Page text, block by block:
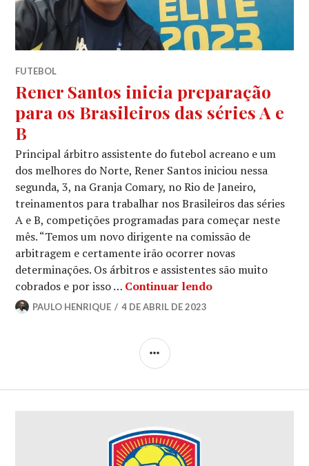
FUTEBOL
Rener Santos inicia preparação
para os Brasileiros das séries A e
B
Principal árbitro assistente do futebol acreano e um
dos melhores do Norte, Rener Santos iniciou nessa
segunda, 3, na Granja Comary, no Rio de Janeiro,
treinamentos para trabalhar nos Brasileiros das séries
A e B, competições programadas para começar neste
mês. “Temos um novo dirigente na comissão de
arbitragem e certamente irão ocorrer novas
determinações. Os árbitros e assistentes são muito
cobrados e por isso … Continuar lendo
PAULO HENRIQUE 4 DE ABRIL DE 2023